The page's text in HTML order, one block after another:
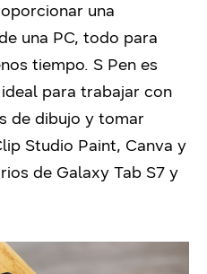
una
una PC, todo para
tiempo. S Pen es
para trabajar con
de dibujo y tomar
Studio Paint, Canva y
de Galaxy Tab S7 y